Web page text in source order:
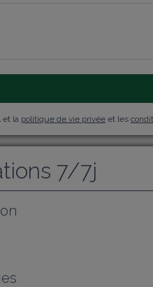
et la politique de vie privée et les
7/7j